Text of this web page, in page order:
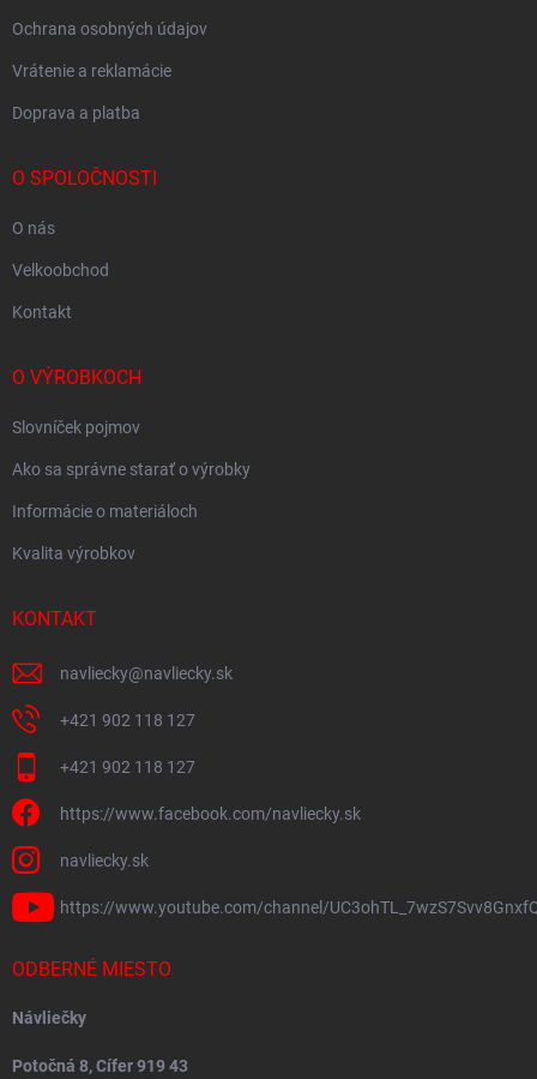
Ochrana osobných údajov
Vrátenie a reklamácie
Doprava a platba
O SPOLOČNOSTI
O nás
Velkoobchod
Kontakt
O VÝROBKOCH
Slovníček pojmov
Ako sa správne starať o výrobky
Informácie o materiáloch
Kvalita výrobkov
KONTAKT
navliecky@navliecky.sk
+421 902 118 127
+421 902 118 127
https://www.facebook.com/navliecky.sk
navliecky.sk
https://www.youtube.com/channel/
ODBERNÉ MIESTO
Návliečky
Potočná 8, Cífer 919 43